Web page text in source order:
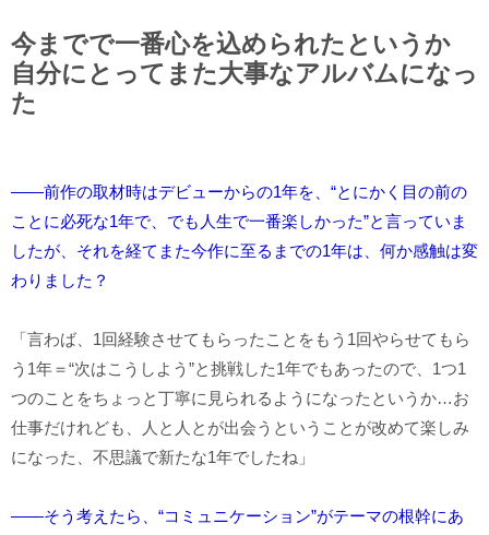
今までで一番心を込められたというか
自分にとってまた大事なアルバムになっ
た
――前作の取材時はデビューからの1年を、“とにかく目の前の
ことに必死な1年で、でも人生で一番楽しかった”と言っていま
したが、それを経てまた今作に至るまでの1年は、何か感触は変
わりました？
「言わば、1回経験させてもらったことをもう1回やらせてもら
う1年＝“次はこうしよう”と挑戦した1年でもあったので、1つ1
つのことをちょっと丁寧に見られるようになったというか…お
仕事だけれども、人と人とが出会うということが改めて楽しみ
になった、不思議で新たな1年でしたね」
――そう考えたら、“コミュニケーション”がテーマの根幹にあ